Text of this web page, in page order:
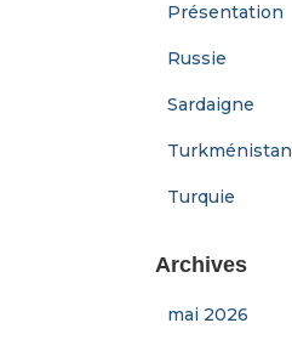
Présentation
Russie
Sardaigne
Turkménistan
Turquie
Archives
mai 2026